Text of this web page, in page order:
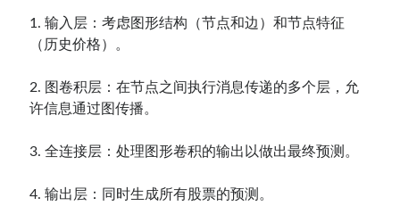
1. 输入层：考虑图形结构（节点和边）和节点特征
（历史价格）。
2. 图卷积层：在节点之间执行消息传递的多个层，允
许信息通过图传播。
3. 全连接层：处理图形卷积的输出以做出最终预测。
4. 输出层：同时生成所有股票的预测。